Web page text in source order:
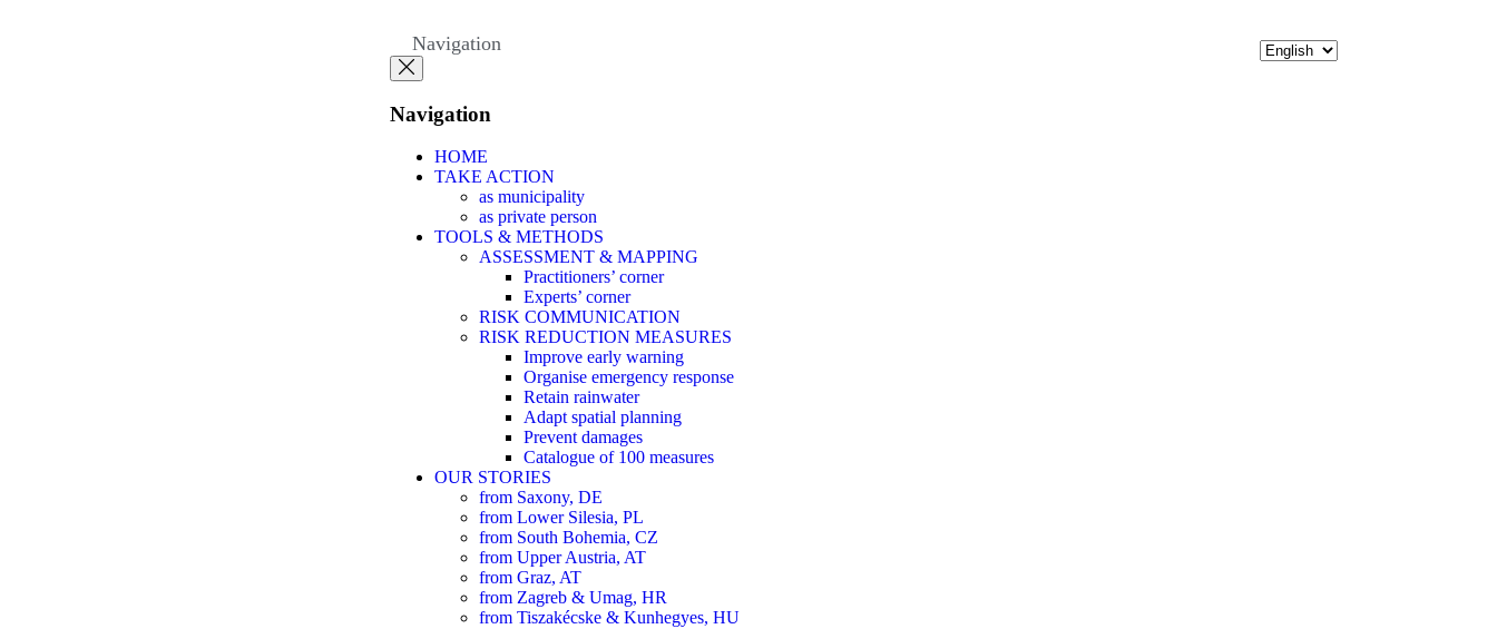
Navigation
Navigation
HOME
TAKE ACTION
as municipality
as private person
TOOLS & METHODS
ASSESSMENT & MAPPING
Practitioners’ corner
Experts’ corner
RISK COMMUNICATION
RISK REDUCTION MEASURES
Improve early warning
Organise emergency response
Retain rainwater
Adapt spatial planning
Prevent damages
Catalogue of 100 measures
OUR STORIES
from Saxony, DE
from Lower Silesia, PL
from South Bohemia, CZ
from Upper Austria, AT
from Graz, AT
from Zagreb & Umag, HR
from Tiszakécske & Kunhegyes, HU